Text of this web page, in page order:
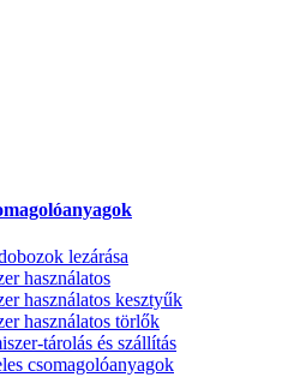
lezárása
használatos
használatos kesztyűk
használatos törlők
tárolás és szállítás
csomagolóanyagok